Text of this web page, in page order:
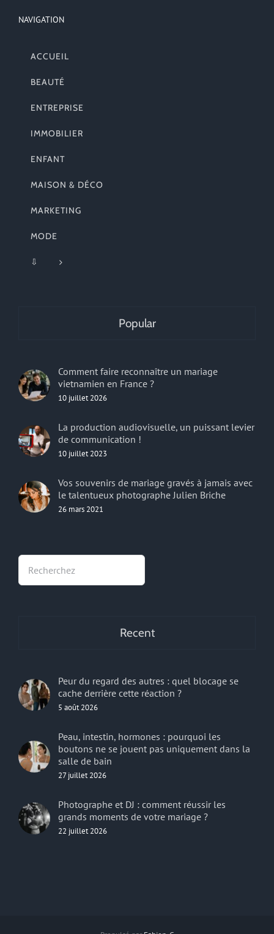
NAVIGATION
ACCUEIL
BEAUTÉ
ENTREPRISE
IMMOBILIER
ENFANT
MAISON & DÉCO
MARKETING
MODE
⇩
Popular
Comment faire reconnaître un mariage
vietnamien en France ?
10 juillet 2026
La production audiovisuelle, un puissant levier
de communication !
10 juillet 2023
Vos souvenirs de mariage gravés à jamais avec
le talentueux photographe Julien Briche
26 mars 2021
Recent
Peur du regard des autres : quel blocage se
cache derrière cette réaction ?
5 août 2026
Peau, intestin, hormones : pourquoi les
boutons ne se jouent pas uniquement dans la
salle de bain
27 juillet 2026
Photographe et DJ : comment réussir les
grands moments de votre mariage ?
22 juillet 2026